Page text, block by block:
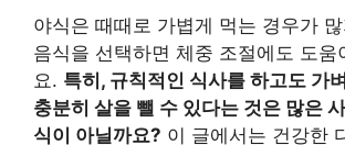
야식은 때때로 가볍게 먹는 경우가
음식을 선택하면 체중 조절에도 도움
요. 특히, 규칙적인 식사를 하고도 가
충분히 살을 뺄 수 있다는 것은 많은
식이 아닐까요? 이 글에서는 건강한